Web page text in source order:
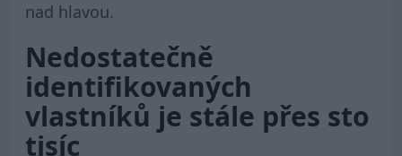
nad hlavou.
Nedostatečně
identifikovaných
vlastníků je stále přes sto
tisíc